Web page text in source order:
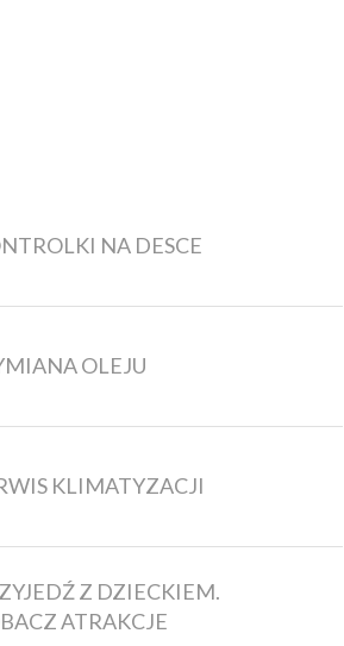
NA DESCE
OLEJU
KLIMATYZACJI
Z DZIECKIEM.
ATRAKCJE